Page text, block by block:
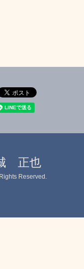
正也
Reserved.